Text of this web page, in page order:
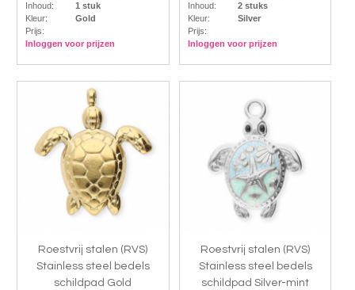
Inhoud:
1 stuk
Kleur:
Gold
Prijs:
Inloggen voor prijzen
Inhoud:
2 stuks
Kleur:
Silver
Prijs:
Inloggen voor prijzen
Roestvrij stalen (RVS)
Stainless steel bedels
schildpad Gold
Roestvrij stalen (RVS)
Stainless steel bedels
schildpad Silver-mint